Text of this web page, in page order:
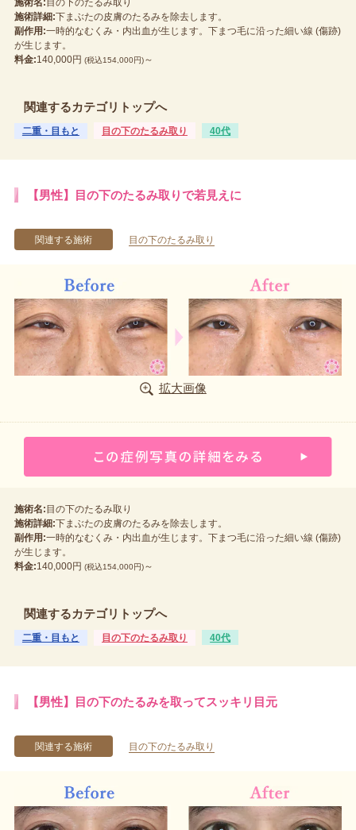
施術詳細:下まぶたの皮膚のたるみを除去します。
副作用:一時的なむくみ・内出血が生じます。下まつ毛に沿った細い線 (傷跡)
が生じます。
料金:140,000円 (税込154,000円)～
関連するカテゴリトップへ
二重・目もと 目の下のたるみ取り 40代
【男性】目の下のたるみ取りで若見えに
関連する施術 目の下のたるみ取り
拡大画像
施術名:目の下のたるみ取り
施術詳細:下まぶたの皮膚のたるみを除去します。
副作用:一時的なむくみ・内出血が生じます。下まつ毛に沿った細い線 (傷跡)
が生じます。
料金:140,000円 (税込154,000円)～
関連するカテゴリトップへ
二重・目もと 目の下のたるみ取り 40代
【男性】目の下のたるみを取ってスッキリ目元
関連する施術 目の下のたるみ取り